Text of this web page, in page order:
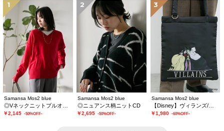
1
Samansa Mos2 blue
￥2,145 -50%OFF-
2
Samansa Mos2 blue
◎ニュアンス柄ニットCD
￥2,695 -50%OFF-
3
Samansa Mos2 blue
【Disney】ヴィランズ/トートバッグ
￥1,980 -60%OFF-